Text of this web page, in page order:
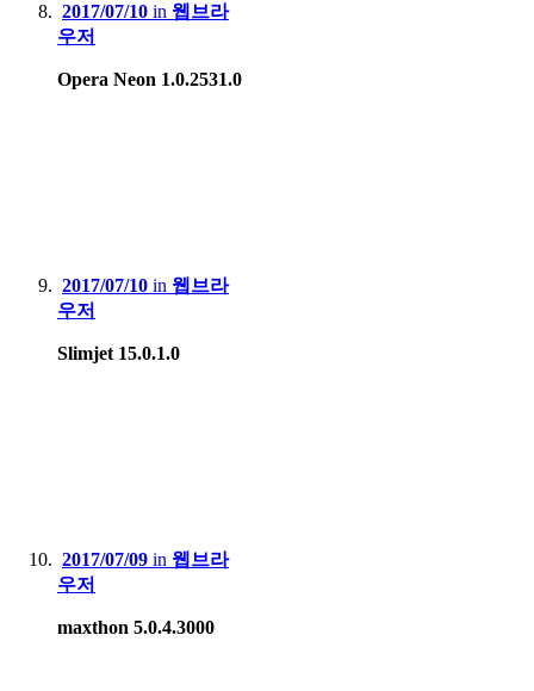
2017/07/10 in 웹브라
우저
Opera Neon 1.0.2531.0
2017/07/10 in 웹브라
우저
Slimjet 15.0.1.0
2017/07/09 in 웹브라
우저
maxthon 5.0.4.3000